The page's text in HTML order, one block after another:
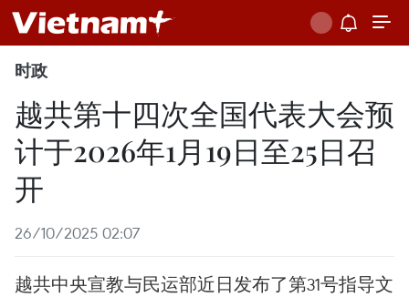
时政
越共第十四次全国代表大会预
计于2026年1月19日至25日召
开
26/10/2025 02:07
越共中央宣教与民运部近日发布了第31号指导文